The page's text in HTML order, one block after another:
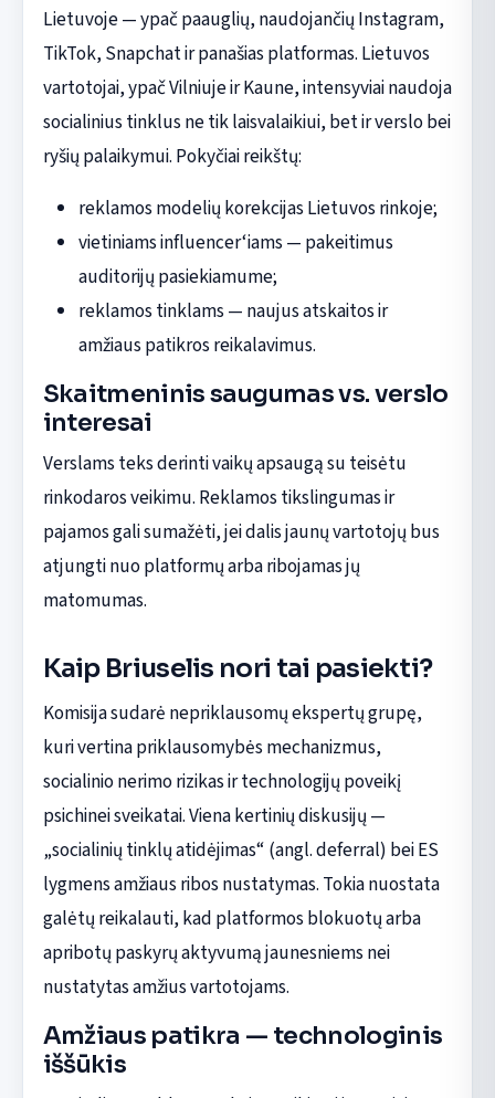
Lietuvoje — ypač paauglių, naudojančių Instagram,
TikTok, Snapchat ir panašias platformas. Lietuvos
vartotojai, ypač Vilniuje ir Kaune, intensyviai naudoja
socialinius tinklus ne tik laisvalaikiui, bet ir verslo bei
ryšių palaikymui. Pokyčiai reikštų:
reklamos modelių korekcijas Lietuvos rinkoje;
vietiniams influencer‘iams — pakeitimus
auditorijų pasiekiamume;
reklamos tinklams — naujus atskaitos ir
amžiaus patikros reikalavimus.
Skaitmeninis saugumas vs. verslo
interesai
Verslams teks derinti vaikų apsaugą su teisėtu
rinkodaros veikimu. Reklamos tikslingumas ir
pajamos gali sumažėti, jei dalis jaunų vartotojų bus
atjungti nuo platformų arba ribojamas jų
matomumas.
Kaip Briuselis nori tai pasiekti?
Komisija sudarė nepriklausomų ekspertų grupę,
kuri vertina priklausomybės mechanizmus,
socialinio nerimo rizikas ir technologijų poveikį
psichinei sveikatai. Viena kertinių diskusijų —
„socialinių tinklų atidėjimas“ (angl. deferral) bei ES
lygmens amžiaus ribos nustatymas. Tokia nuostata
galėtų reikalauti, kad platformos blokuotų arba
apribotų paskyrų aktyvumą jaunesniems nei
nustatytas amžius vartotojams.
Amžiaus patikra — technologinis
iššūkis